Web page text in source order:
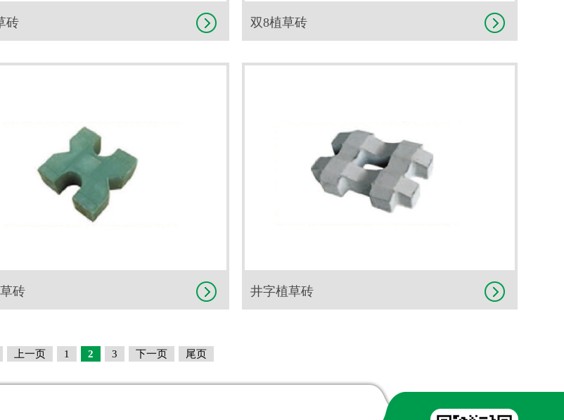
砖 双8植草砖
砖 井字植草砖
上一页 1 2 3 下一页 尾页